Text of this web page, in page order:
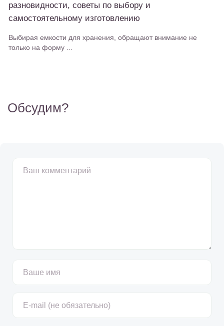
разновидности, советы по выбору и
самостоятельному изготовлению
Выбирая емкости для хранения, обращают внимание не
только на форму ...
Обсудим?